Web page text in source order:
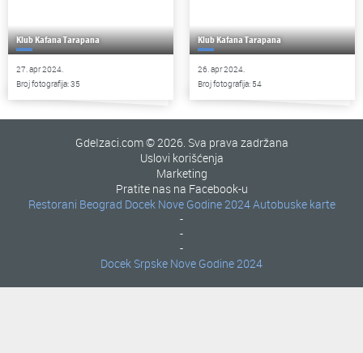
Klub Kafana Tarapana
27. apr 2024.
Broj fotografija: 35
Klub Kafana Tarapana
26. apr 2024.
Broj fotografija: 54
GdeIzaci.com © 2026. Sva prava zadržana
Uslovi korišćenja
Marketing
Pratite nas na Facebook-u
Restorani Beograd
-
Docek Nove Godine 2024
-
Autobuske karte
-
Docek Srpske Nove Godine 2024